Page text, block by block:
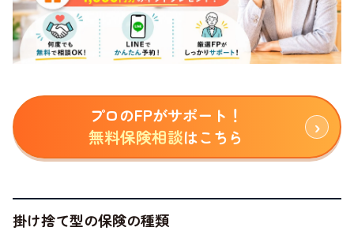
プロのFPがサポート！
無料保険相談はこちら
掛け捨て型の保険の種類